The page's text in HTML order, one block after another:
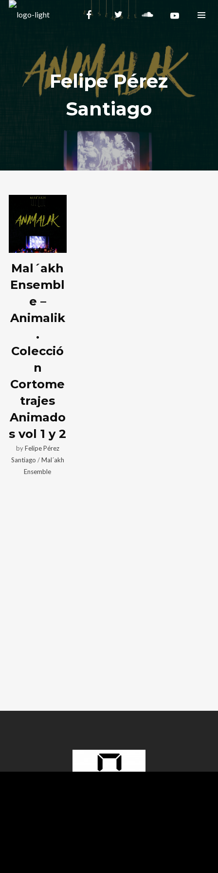
Login
Username or email address
Remember me
Felipe Pérez
Santiago
Mal´akh
Ensembl
e –
Animalik
.
Colecció
n
Cortome
trajes
Animado
s vol 1 y 2
byFelipe Pérez
Santiago /Mal´akh
Ensemble